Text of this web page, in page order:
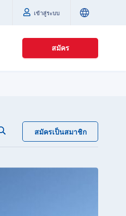
เข้าสู่ระบบ
สมัคร
สมัครเป็นสมาชิก